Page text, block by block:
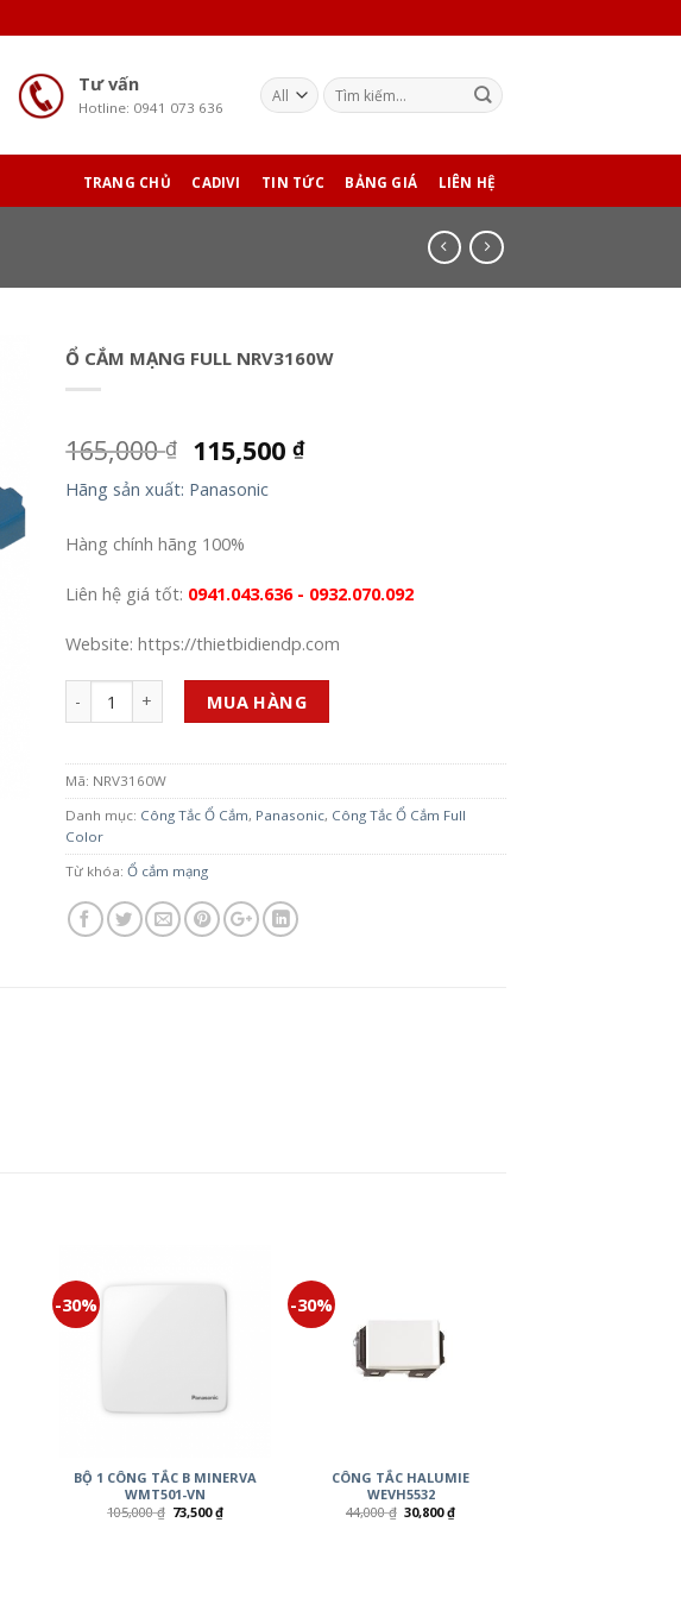
Tư vấn
Hotline: 0941 073 636
TRANG CHỦ CADIVI TIN TỨC BẢNG GIÁ LIÊN HỆ
Ổ CẮM MẠNG FULL NRV3160W
165,000₫ 115,500 ₫
Hãng sản xuất: Panasonic
Hàng chính hãng 100%
Liên hệ giá tốt: 0941.043.636 - 0932.070.092
Website: https://thietbidiendp.com
MUA HÀNG
Mã: NRV3160W
Danh mục: Công Tắc Ổ Cắm, Panasonic, Công Tắc Ổ Cắm Full
Color
Từ khóa:Ổ cắm mạng
-30%
BỘ 1 CÔNG TẮC B MINERVA
WMT501-VN
105,000₫ 73,500₫
-30%
CÔNG TẮC HALUMIE
WEVH5532
44,000₫ 30,800₫